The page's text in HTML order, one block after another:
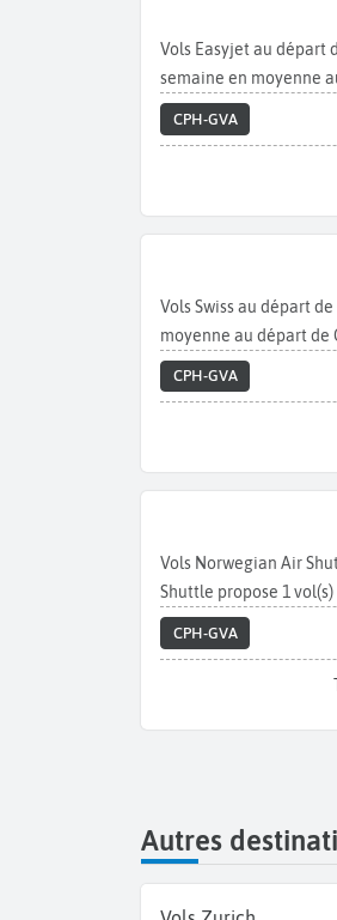
Vols Easyjet au départ
semaine en moyenne
CPH-GVA
Vols Swiss au départ
moyenne au départ de
CPH-GVA
Vols Norwegian Air
Shuttle propose 1
CPH-GVA
Autres